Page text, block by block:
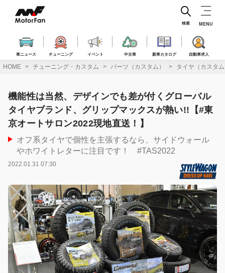
ス
車ニュース チューニング イベント 中古車 新車カタログ 自動車求人
検索 MENU
HOME チューニング・カスタム パーツ（カスタム） タイヤ（カスタ
機能性は当然、デザインでも差が付くグローバル
タイヤブランド、グリップマックスが熱い!!【#東
京オートサロン2022現地直送！】
オフ系タイヤで個性を主張するなら、サイドウォール
やホワイトレターに注目です！ #TAS2022
2022.01.31 07:30